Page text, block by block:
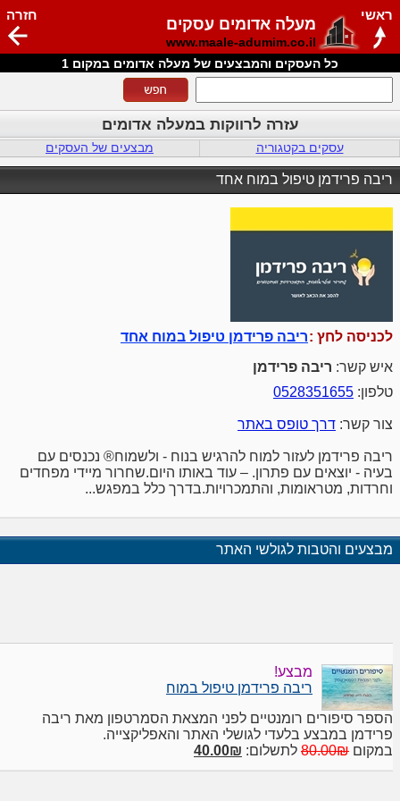
מעלה אדומים עסקים
www.maale-adumim.co.il
חזרה ראשי
כל העסקים והמבצעים של מעלה אדומים במקום 1
עזרה לרווקות במעלה אדומים
עסקים בקטגוריה מבצעים של העסקים
ריבה פרידמן טיפול במוח אחד
לכניסה לחץ :ריבה פרידמן טיפול במוח אחד
איש קשר: ריבה פרידמן
טלפון: 0528351655
צור קשר: דרך טופס באתר
ריבה פרידמן לעזור למוח להרגיש בנוח - ולשמוח® נכנסים עם
בעיה - יוצאים עם פתרון. – עוד באותו היום.שחרור מיידי מפחדים
וחרדות, מטראומות, והתמכרויות.בדרך כלל במפגש...
מבצעים והטבות לגולשי האתר
מבצע!
ריבה פרידמן טיפול במוח
הספר סיפורים רומנטיים לפני המצאת הסמרטפון מאת ריבה
פרידמן במבצע בלעדי לגושלי האתר והאפליקצייה.
במקום 80.00₪ לתשלום: 40.00₪